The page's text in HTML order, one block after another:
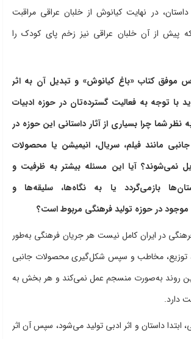
در نهایت کیانوش از خلبان عراقی مراقبت
پیش از آن خلبان عراقی نیز زخم پای کودک را
موفق کتاب «باغ کیانوش» و تبدیل آن به اثر
با توجه به فعالیت گسترده‌تان در حوزه ادبیات
شما چرا بسیاری از آثار داستانی این حوزه در
مانند فیلم، سریال، انیمیشن یا محصولات
نمی‌شوند؟ آیا این مسئله بیشتر به ظرفیت و
بازمی‌گردد یا به نگاه‌ها، سلیقه‌ها و
در حوزه تولید فرهنگی مربوط است؟
در ایران کامل نیست هر جریان فرهنگی به‌طور
توزیع، مخاطب و سپس شکل‌گیری محصولات جانبی
این روند به‌صورت منسجم عمل نمی‌کند و هر بخش به
دارد.
داستان و اثر ادبی تولید می‌شود، سپس آن اثر